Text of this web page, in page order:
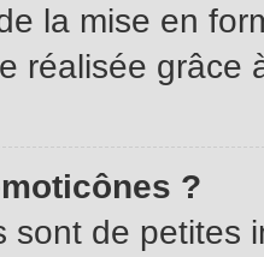
la mise en
réalisée grâce
?
sont de petites